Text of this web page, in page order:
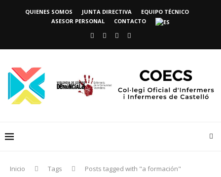
QUIENES SOMOS JUNTA DIRECTIVA
EQUIPO TÉCNICO
ASESOR PERSONAL
CONTACTO
Inicio Tags Posts tagged with "a formación"